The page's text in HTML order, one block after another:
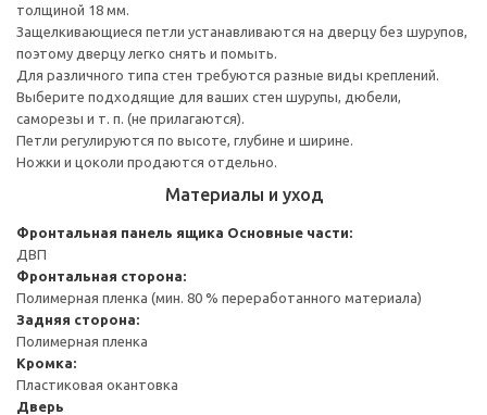
толщиной 18 мм.
Защелкивающиеся петли устанавливаются на дверцу без шурупов,
поэтому дверцу легко снять и помыть.
Для различного типа стен требуются разные виды креплений.
Выберите подходящие для ваших стен шурупы, дюбели,
саморезы и т. п. (не прилагаются).
Петли регулируются по высоте, глубине и ширине.
Ножки и цоколи продаются отдельно.
Материалы и уход
Фронтальная панель ящика Основные части:
ДВП
Фронтальная сторона:
Полимерная пленка (мин. 80 % переработанного материала)
Задняя сторона:
Полимерная пленка
Кромка:
Пластиковая окантовка
Дверь